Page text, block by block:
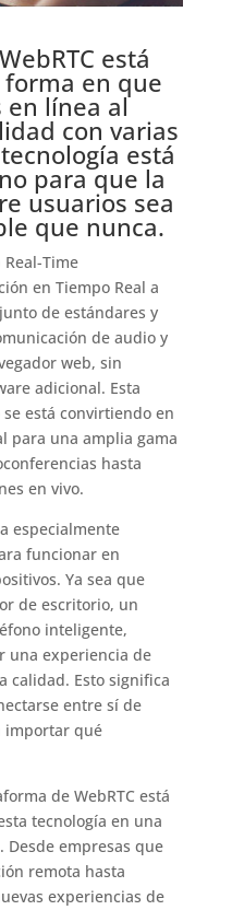
está
en que
en línea al
con varias
está
para que la
usuarios sea
que nunca.
Real-Time
en Tiempo Real a
de estándares y
de audio y
web, sin
adicional. Esta
está convirtiendo en
para una amplia gama
hasta
en vivo.
especialmente
funcionar en
Ya sea que
de escritorio, un
inteligente,
una experiencia de
calidad. Esto significa
entre sí de
importar qué
de WebRTC está
tecnología en una
Desde empresas que
remota hasta
experiencias de